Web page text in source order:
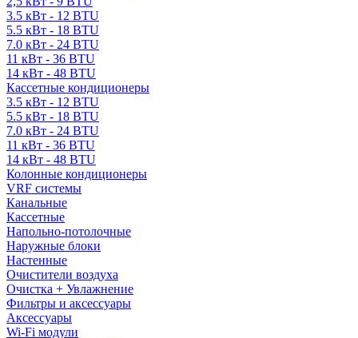
3.5 кВт - 12 BTU
5.5 кВт - 18 BTU
7.0 кВт - 24 BTU
11 кВт - 36 BTU
14 кВт - 48 BTU
Кассетные кондиционеры
3.5 кВт - 12 BTU
5.5 кВт - 18 BTU
7.0 кВт - 24 BTU
11 кВт - 36 BTU
14 кВт - 48 BTU
Колонные кондиционеры
VRF системы
Канальные
Кассетные
Напольно-потолочные
Наружные блоки
Настенные
Очистители воздуха
Очистка + Увлажнение
Фильтры и аксессуары
Аксессуары
Wi-Fi модули